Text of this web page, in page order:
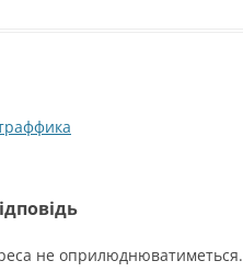
не оприлюднюватиметься.